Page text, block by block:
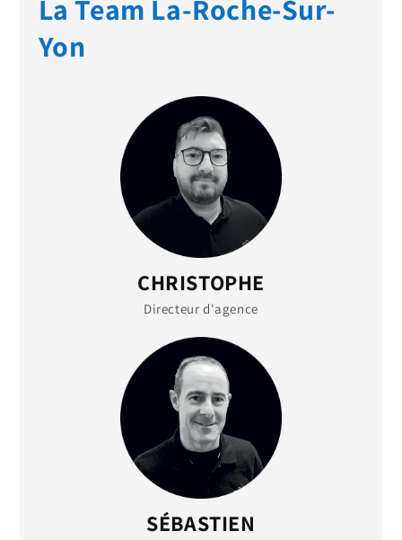
La Team La-Roche-Sur-
Yon
CHRISTOPHE
Directeur d'agence
SÉBASTIEN